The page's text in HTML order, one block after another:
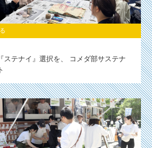
ステナイ』選択を、 コメダ部サステナ